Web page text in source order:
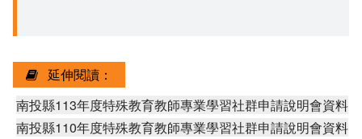
延伸閱讀：
南投縣113年度特殊教育教師專業學習社群申請說明會資料
南投縣110年度特殊教育教師專業學習社群申請說明會資料